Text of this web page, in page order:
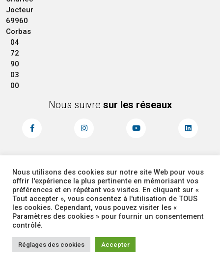
Jocteur
69960
Corbas
04
72
90
03
00
Nous suivre sur les réseaux
MENTIONS LÉGALES
PLAN DU SITE
ACCESSIBILITÉ
ADMINISTRATEUR
COOKIES
Corbas 2026 Tous droits réservés -
Nous utilisons des cookies sur notre site Web pour vous
offrir l'expérience la plus pertinente en mémorisant vos
préférences et en répétant vos visites. En cliquant sur «
Tout accepter », vous consentez à l'utilisation de TOUS
les cookies. Cependant, vous pouvez visiter les «
Paramètres des cookies » pour fournir un consentement
contrôlé.
Réglages des cookies Accepter